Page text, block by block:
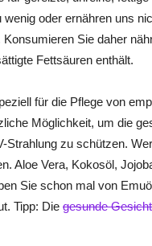
oder ernähren uns
Sie daher
Fettsäuren enthält.
für die Pflege von
Möglichkeit, um die
Strahlung zu schützen.
Aloe Vera, Kokosöl,
Sie schon mal von
Tipp: Die gesunde